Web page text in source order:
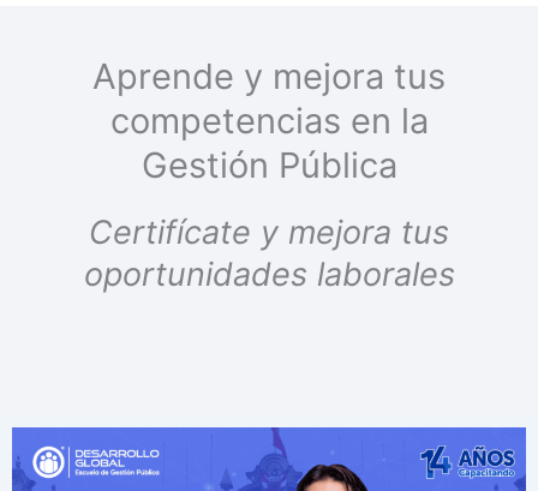
Aprende y mejora tus
competencias en la
Gestión Pública
Certifícate y mejora tus
oportunidades laborales